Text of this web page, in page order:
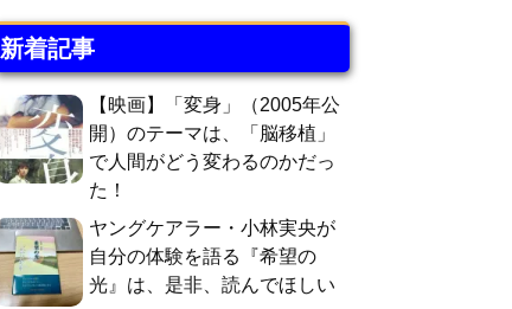
新着記事
【映画】「変身」（2005年公
開）のテーマは、「脳移植」
で人間がどう変わるのかだっ
た！
ヤングケアラー・小林実央が
自分の体験を語る『希望の
光』は、是非、読んでほしい